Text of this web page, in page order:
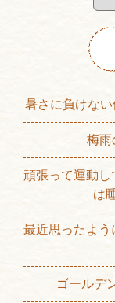
暑さに負けな
梅雨
頑張って運動
は
最近思ったよ
ゴールデ